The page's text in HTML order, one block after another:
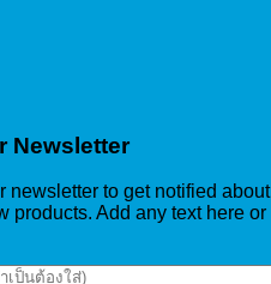
Newsletter
newsletter to get notified about
products. Add any text here or